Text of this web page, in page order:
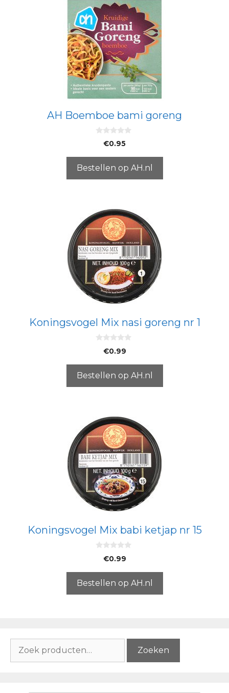
AH Boemboe bami goreng
5
€0.95
Bestellen op AH.nl
Koningsvogel Mix nasi goreng nr 1
5
€0.99
Bestellen op AH.nl
Koningsvogel Mix babi ketjap nr 15
5
€0.99
Bestellen op AH.nl
naar:
Zoeken